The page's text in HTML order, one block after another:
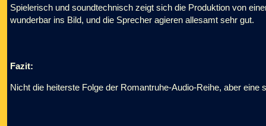
Spielerisch und soundtechnisch zeigt sich die Produktion von
wunderbar ins Bild, und die Sprecher agieren allesamt sehr gut.
Fazit:
Nicht die heiterste Folge der Romantruhe-Audio-Reihe, aber eine